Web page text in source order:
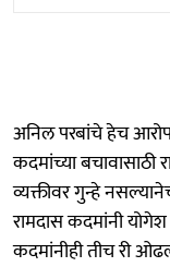
अनिल परबांचे हेच
कदमांच्या
व्यक्तीवर गुन्हे
रामदास कदमांनी
कदमांनीही तीच री